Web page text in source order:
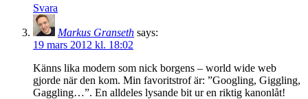
Svara
Markus Granseth says:
19 mars 2012 kl. 18:02
Känns lika modern som nick borgens – world wide web
gjorde när den kom. Min favoritstrof är: ”Googling, Giggling,
Gaggling…”. En alldeles lysande bit ur en riktig kanonlåt!